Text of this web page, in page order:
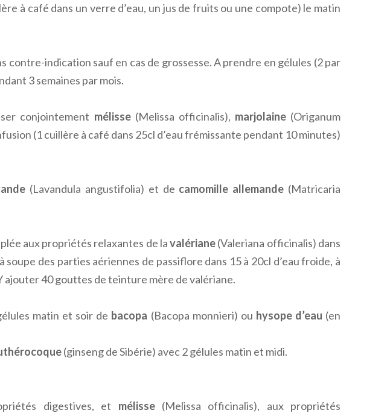
à café dans un verre d’eau, un jus de fruits ou une compote) le matin
contre-indication sauf en cas de grossesse. A prendre en gélules (2 par
3 semaines par mois.
conjointement mélisse(Melissa officinalis), marjolaine(Origanum
(1 cuillère à café dans 25cl d’eau frémissante pendant 10 minutes)
(Lavandula angustifolia) et de camomille allemande (Matricaria
aux propriétés relaxantes de lavalériane(Valeriana officinalis) dans
des parties aériennes de passiflore dans 15 à 20cl d’eau froide, à
40 gouttes de teinture mère de valériane.
matin et soir de bacopa (Bacopa monnieri) ou hysope d’eau (en
(ginseng de Sibérie) avec 2 gélules matin et midi.
digestives, et mélisse(Melissa officinalis), aux propriétés